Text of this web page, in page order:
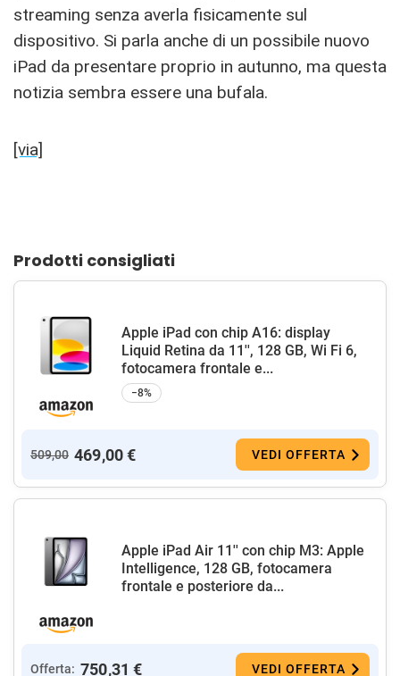
streaming senza averla fisicamente sul
dispositivo. Si parla anche di un possibile nuovo
iPad da presentare proprio in autunno, ma questa
notizia sembra essere una bufala.
[via]
Prodotti consigliati
Apple iPad con chip A16: display
Liquid Retina da 11'', 128 GB, Wi Fi 6,
fotocamera frontale e...
−8%
509,00 469,00 € VEDI OFFERTA
Apple iPad Air 11'' con chip M3: Apple
Intelligence, 128 GB, fotocamera
frontale e posteriore da...
Offerta: 750,31 € VEDI OFFERTA